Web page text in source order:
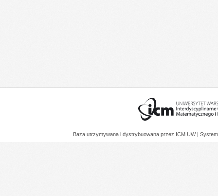
Baza utrzymywana i dystrybuowana przez ICM UW |